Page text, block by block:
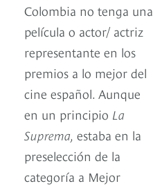
Colombia no tenga una
película o actor/ actriz
representante en los
premios a lo mejor del
cine español. Aunque
en un principio La
Suprema, estaba en la
preselección de la
categoría a Mejor